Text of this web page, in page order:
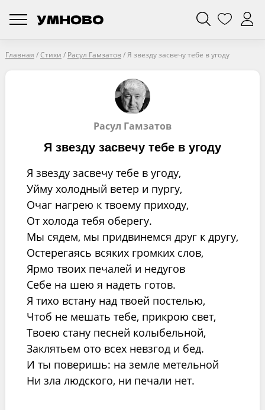
Главная /Стихи / Расул Гамзатов/Я звезду засвечу тебе в угоду
Расул Гамзатов
Я звезду засвечу тебе в угоду
Я звезду засвечу тебе в угоду,
Уйму холодный ветер и пургу,
Очаг нагрею к твоему приходу,
От холода тебя оберегу.
Мы сядем, мы придвинемся друг к другу,
Остерегаясь всяких громких слов,
Ярмо твоих печалей и недугов
Себе на шею я надеть готов.
Я тихо встану над твоей постелью,
Чтоб не мешать тебе, прикрою свет,
Твоею стану песней колыбельной,
Заклятьем ото всех невзгод и бед.
И ты поверишь: на земле метельной
Ни зла людского, ни печали нет.